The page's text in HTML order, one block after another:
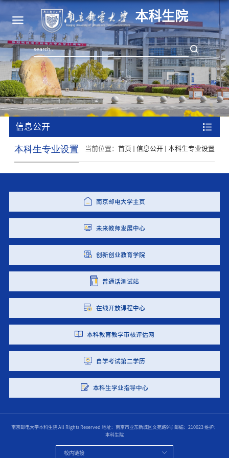
本科生院
信息公开
当前位置：首页 信息公开 本科生专业设置
本科生专业设置
南京邮电大学主页
未来教师发展中心
创新创业教育学院
普通话测试站
在线开放课程中心
本科教育教学审核评估网
自学考试第二学历
本科生学业指导中心
南京邮电大学本科生院 All Rights Reserved 地址：南京市亚东新城区文苑路9号 邮编：210023 维护：
本科生院
校内链接